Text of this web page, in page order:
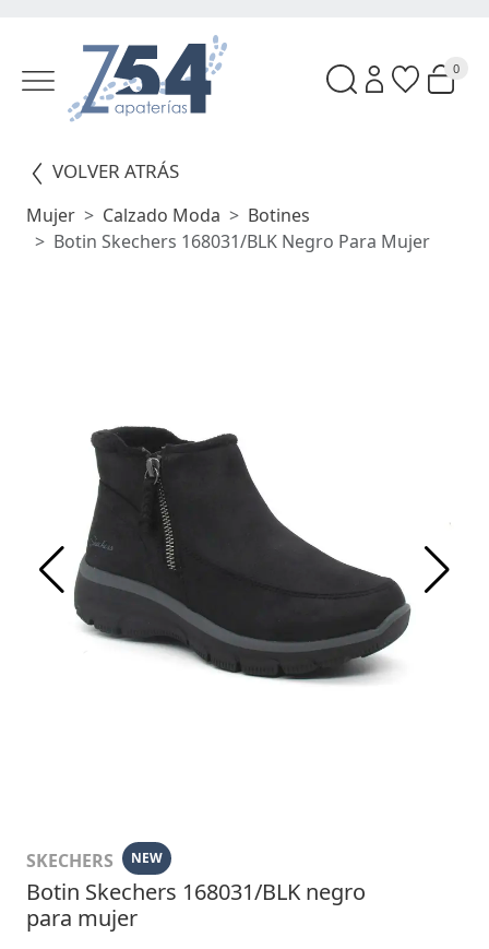
0
VOLVER ATRÁS
Mujer Calzado Moda
Botines
Botin Skechers 168031/BLK Negro Para Mujer
SKECHERS NEW
Botin Skechers 168031/BLK negro
para mujer